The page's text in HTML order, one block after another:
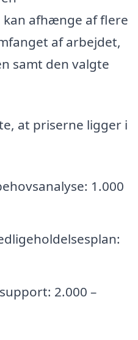
kan afhænge af flere
af arbejdet,
samt den valgte
at priserne ligger i
1.000
2.000 –